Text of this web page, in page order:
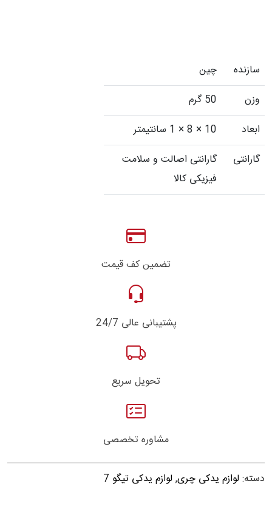
سازنده
چین
وزن
50 گرم
ابعاد
10 × 8 × 1 سانتیمتر
گارانتی
گارانتی اصالت و سلامت
فیزیکی کالا
تضمین کف قیمت
پشتیبانی عالی 24/7
تحویل سریع
مشاوره تخصصی
دسته:لوازم یدکی چری,لوازم یدکی تیگو 7